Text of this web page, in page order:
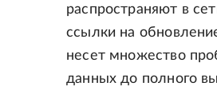
распространяют в
ссылки на
несет множество
данных до полного